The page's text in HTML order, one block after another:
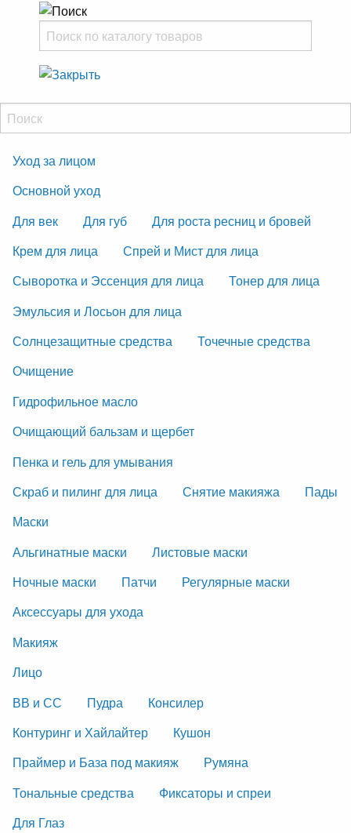
Уход за лицом
Основной уход
Для век
Для губ
Для роста ресниц и бровей
Крем для лица
Спрей и Мист для лица
Сыворотка и Эссенция для лица
Тонер для лица
Эмульсия и Лосьон для лица
Солнцезащитные средства
Точечные средства
Очищение
Гидрофильное масло
Очищающий бальзам и щербет
Пенка и гель для умывания
Скраб и пилинг для лица
Снятие макияжа
Пады
Маски
Альгинатные маски
Листовые маски
Ночные маски
Патчи
Регулярные маски
Аксессуары для ухода
Макияж
Лицо
ВВ и СС
Пудра
Консилер
Контуринг и Хайлайтер
Кушон
Праймер и База под макияж
Румяна
Тональные средства
Фиксаторы и спреи
Для Глаз